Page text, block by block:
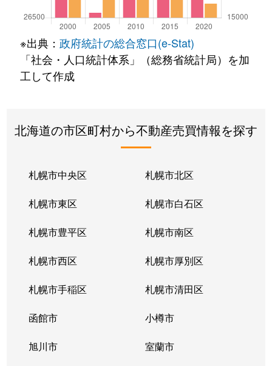
※出典： 政府統計の総合窓口(e-Stat)
「社会・人口統計体系」（総務省統計局）を加
工して作成
北海道の市区町村から不動産売買情報を探す
札幌市中央区 札幌市北区
札幌市東区 札幌市白石区
札幌市豊平区 札幌市南区
札幌市西区 札幌市厚別区
札幌市手稲区 札幌市清田区
函館市 小樽市
旭川市 室蘭市